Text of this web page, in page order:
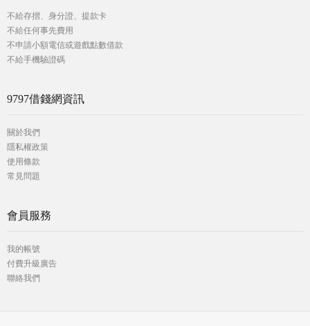
不給存摺、身分證、提款卡
不給任何事先費用
不申請小額電信或遊戲點數借款
不給手機驗證碼
9797借錢網資訊
關於我們
隱私權政策
使用條款
常見問題
會員服務
我的帳號
付費升級廣告
聯絡我們